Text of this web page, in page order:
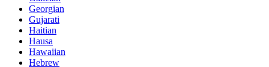
Georgian
Gujarati
Haitian
Hausa
Hawaiian
Hebrew